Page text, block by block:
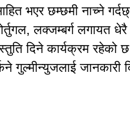
भएर छम्छमी नाच्ने
लक्जम्बर्ग लगायत
दिने कार्यक्रम रहेको
गुल्मीन्युजलाई जानकारी